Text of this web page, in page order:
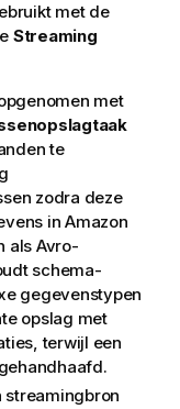
met de
Streaming
met
te
zodra deze
in Amazon
als Avro-
schema-
gegevenstypen
opslag met
terwijl een
streamingbron